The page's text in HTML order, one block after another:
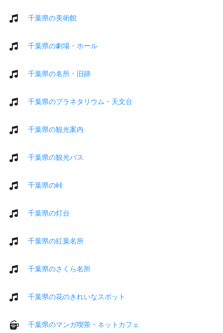
千葉県の美術館
千葉県の劇場・ホール
千葉県の名所・旧跡
千葉県のプラネタリウム・天文台
千葉県の観光案内
千葉県の観光バス
千葉県の峠
千葉県の灯台
千葉県の紅葉名所
千葉県のさくら名所
千葉県の花のきれいなスポット
千葉県のマンガ喫茶・ネットカフェ